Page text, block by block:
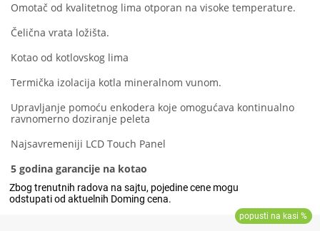
Omotač od kvalitetnog lima otporan na visoke temperature.
Čelična vrata ložišta.
Kotao od kotlovskog lima
Termička izolacija kotla mineralnom vunom.
Upravljanje pomoću enkodera koje omogućava kontinualno
ravnomerno doziranje peleta
Najsavremeniji LCD Touch Panel
5 godina garancije na kotao